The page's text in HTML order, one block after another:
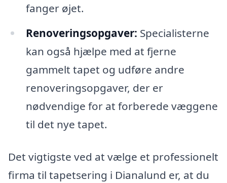
fanger øjet.
Renoveringsopgaver: Specialisterne
kan også hjælpe med at fjerne
gammelt tapet og udføre andre
renoveringsopgaver, der er
nødvendige for at forberede væggene
til det nye tapet.
Det vigtigste ved at vælge et professionelt
firma til tapetsering i Dianalund er, at du